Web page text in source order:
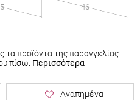
46
τα προϊόντα της παραγγελίας
πίσω. Περισσότερα
Αγαπημένα